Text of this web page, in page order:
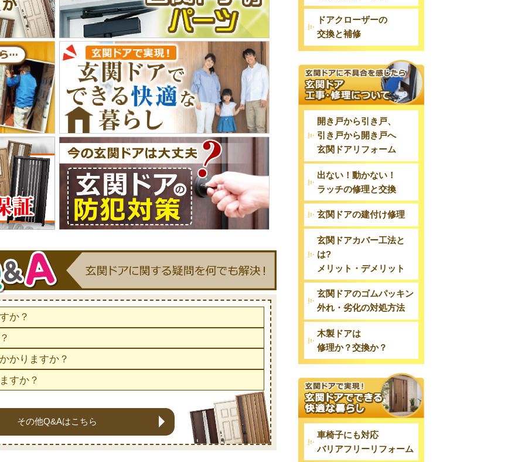
か？
かりますか？
すか？
その他Q&Aはこちら
ドアクローザーの
交換と補修
開き戸から引き戸、
引き戸から開き戸へ
玄関ドアリフォーム
出ない！動かない！
ラッチの修理と交換
玄関ドアの建付け修理
玄関ドアカバー工法と
は?
メリット・デメリット
玄関ドアのゴムパッキン
外れ・劣化の対処方法
木製ドアは
修理か？交換か？
車椅子にも対応
バリアフリーリフォーム